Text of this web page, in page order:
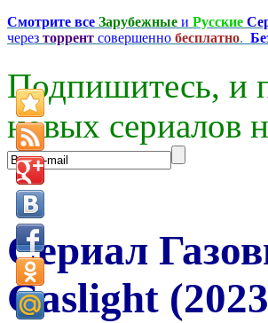
Смотрите все Зарубежные и Русские
через торрент совершенно бесплатно.
Подпишитесь, и
новых сериалов
Сериал
Gaslight